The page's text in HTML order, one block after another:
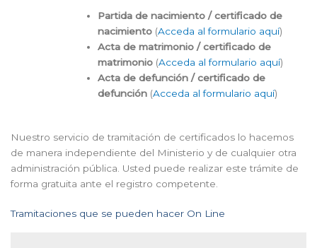
Partida de nacimiento / certificado de
nacimiento (Acceda al formulario aquí)
Acta de matrimonio / certificado de
matrimonio (Acceda al formulario aquí)
Acta de defunción / certificado de
defunción (Acceda al formulario aquí)
Nuestro servicio de tramitación de certificados lo hacemos
de manera independiente del Ministerio y de cualquier otra
administración pública. Usted puede realizar este trámite de
forma gratuita ante el registro competente.
Tramitaciones que se pueden hacer On Line